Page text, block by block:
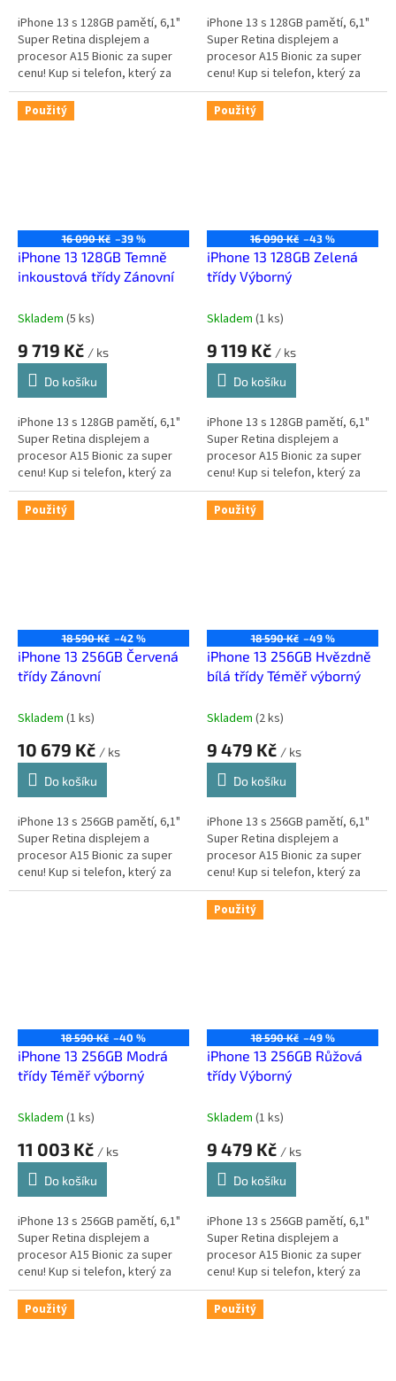
iPhone 13 s 128GB pamětí, 6,1"
Super Retina displejem a
procesor A15 Bionic za super
cenu! Kup si telefon, který za
málo peněz zahraje spoustu
muziky.
iPhone 13 s 128GB pamětí, 6,1"
Super Retina displejem a
procesor A15 Bionic za super
cenu! Kup si telefon, který za
málo peněz zahraje spoustu
muziky.
Použitý
16 090 Kč –39 %
iPhone 13 128GB Temně
inkoustová třídy Zánovní
Skladem (5 ks)
9 719 Kč / ks
Do košíku
iPhone 13 s 128GB pamětí, 6,1"
Super Retina displejem a
procesor A15 Bionic za super
cenu! Kup si telefon, který za
málo peněz zahraje spoustu
muziky.
Použitý
16 090 Kč –43 %
iPhone 13 128GB Zelená
třídy Výborný
Skladem (1 ks)
9 119 Kč / ks
Do košíku
iPhone 13 s 128GB pamětí, 6,1"
Super Retina displejem a
procesor A15 Bionic za super
cenu! Kup si telefon, který za
málo peněz zahraje spoustu
muziky.
Použitý
18 590 Kč –42 %
iPhone 13 256GB Červená
třídy Zánovní
Skladem (1 ks)
10 679 Kč / ks
Do košíku
iPhone 13 s 256GB pamětí, 6,1"
Super Retina displejem a
procesor A15 Bionic za super
cenu! Kup si telefon, který za
málo peněz zahraje spoustu
Použitý
18 590 Kč –49 %
iPhone 13 256GB Hvězdně
bílá třídy Téměř výborný
Skladem (2 ks)
9 479 Kč / ks
Do košíku
iPhone 13 s 256GB pamětí, 6,1"
Super Retina displejem a
procesor A15 Bionic za super
cenu! Kup si telefon, který za
málo peněz zahraje spoustu
muziky.
18 590 Kč –40 %
iPhone 13 256GB Modrá
třídy Téměř výborný
Skladem (1 ks)
11 003 Kč / ks
Do košíku
iPhone 13 s 256GB pamětí, 6,1"
Super Retina displejem a
procesor A15 Bionic za super
cenu! Kup si telefon, který za
málo peněz zahraje spoustu
muziky.
Použitý
18 590 Kč –49 %
iPhone 13 256GB Růžová
třídy Výborný
Skladem (1 ks)
9 479 Kč / ks
Do košíku
iPhone 13 s 256GB pamětí, 6,1"
Super Retina displejem a
procesor A15 Bionic za super
cenu! Kup si telefon, který za
málo peněz zahraje spoustu
muziky.
Použitý Použitý